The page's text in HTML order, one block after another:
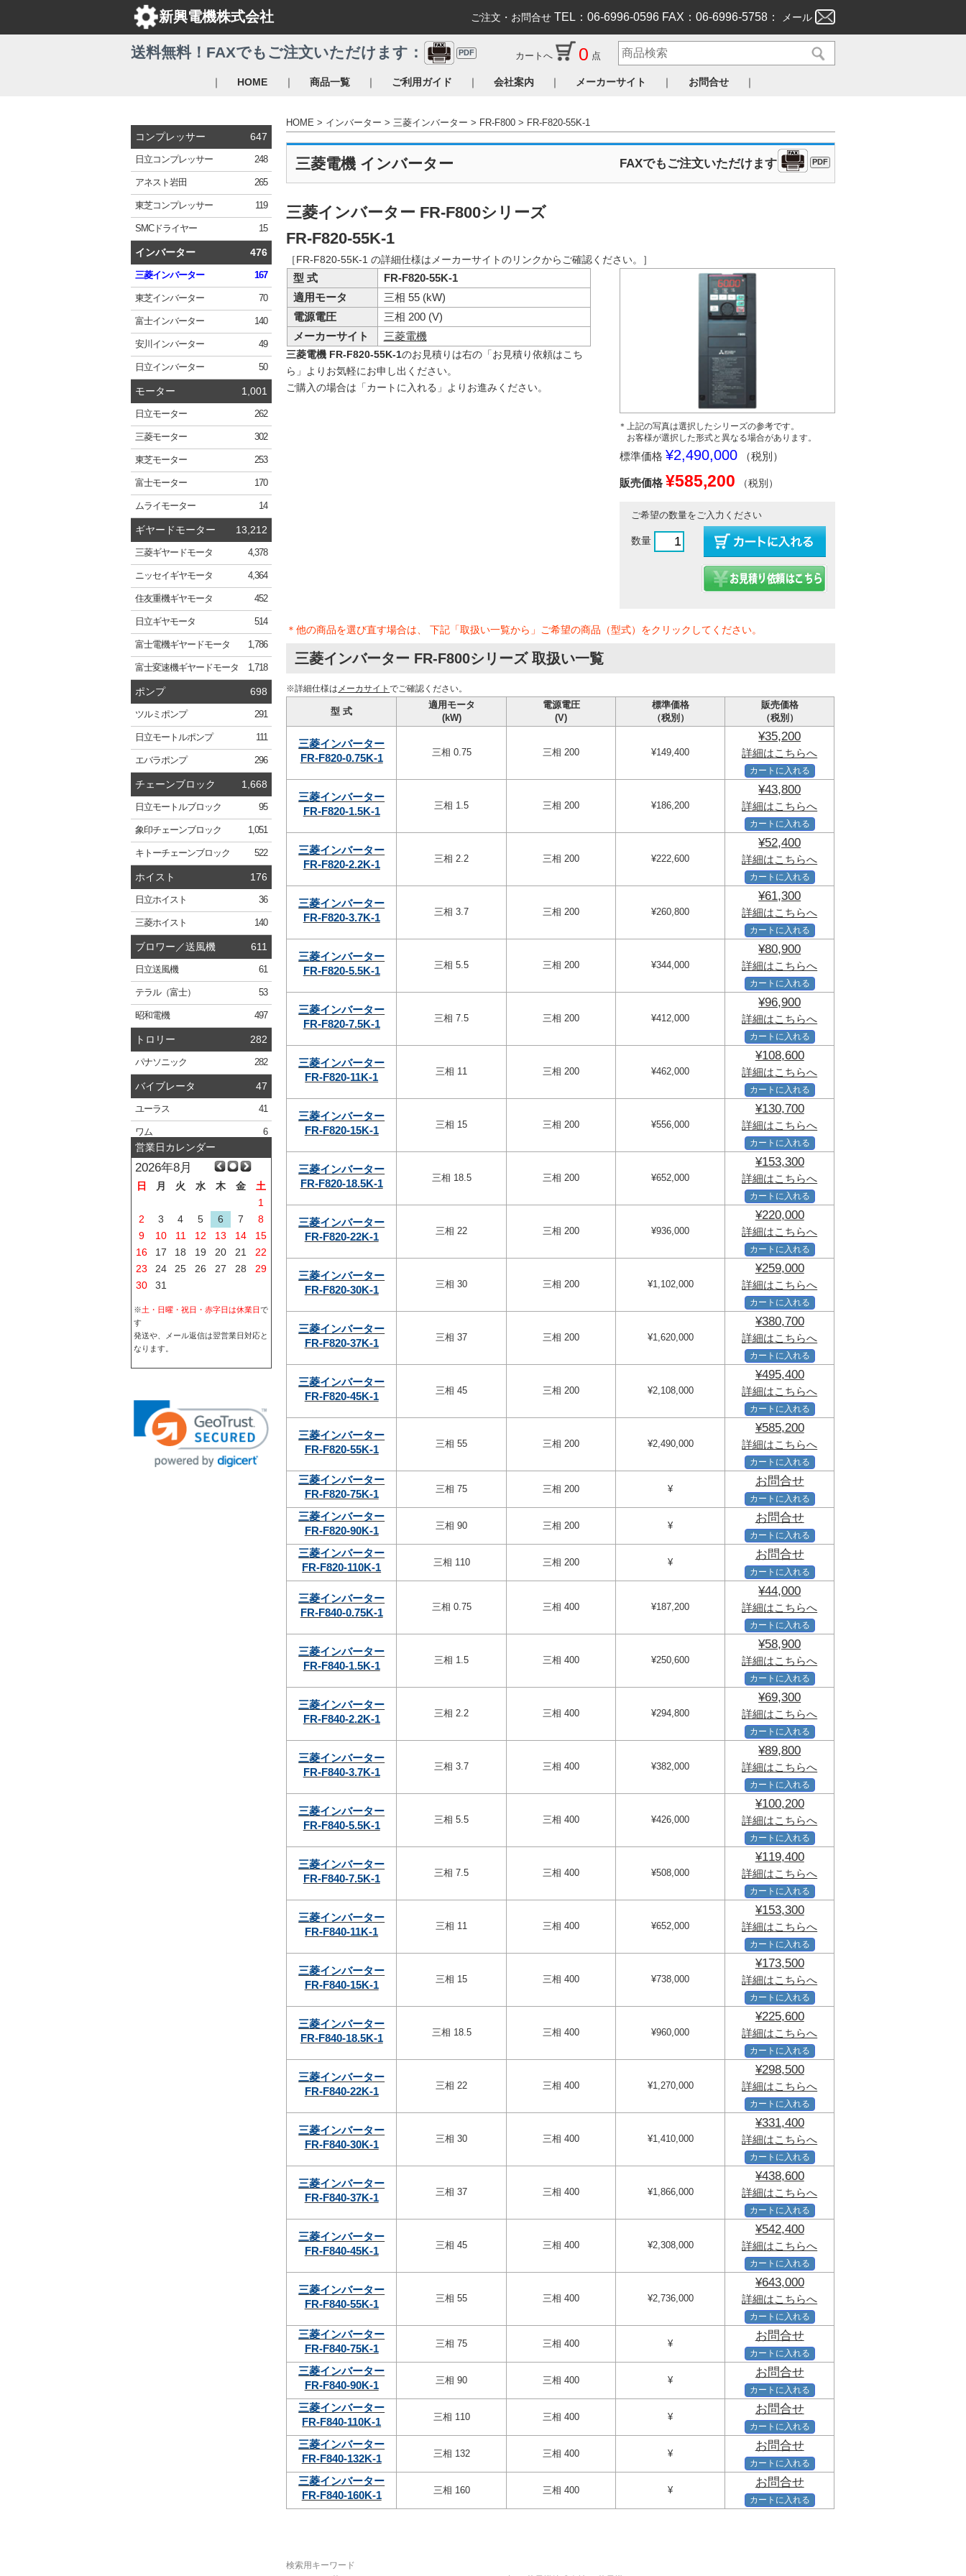
新興電機株式会社 ご注文・お問合せ TEL：06-6996-0596 FAX：06-6996-5758： メール
｜ HOME ｜ 商品一覧 ｜ ご利用ガイド ｜ 会社案内 ｜ メーカーサイト ｜ お問合せ ｜
コンプレッサー 647
日立コンプレッサー 248
アネスト岩田 265
東芝コンプレッサー 119
SMCドライヤー 15
インバーター 476
三菱インバーター 167
東芝インバーター 70
富士インバーター 140
安川 インバーター 49
日立インバーター 50
モーター 1,001
日立モーター 262
三菱モーター 302
東芝モーター 253
富士モーター 170
ムライモーター 14
ギヤードモーター 13,212
三菱ギヤードモータ 4,378
ニッセイギヤモータ 4,364
住友重機ギヤモータ 452
日立ギヤモータ 514
富士電機ギヤードモータ 1,786
富士変速機ギヤードモータ 1,718
ポンプ 698
ツルミ ポンプ 291
日立モートルポンプ 111
エバラポンプ 296
チェーンブロック 1,668
日立モートルブロック 95
象印チェーンブロック 1,051
キトーチェーンブロック 522
ホイスト 176
日立ホイスト 36
三菱ホイスト 140
ブロワー／送風機 611
日立送風機 61
テラル（富士） 53
昭和電機 497
トロリー 282
パナソニック 282
バイブレータ 47
ユーラス 41
ワム 6
営業日カレンダー
2026年8月
日 月 火 水 木 金
土
1
2
3 4 5 6 7
8
9
10 11 12 13 14
15
16
17 18 19 20 21
22
23
24 25 26 27 28
29
30
31
※土・日曜・祝日・赤字日は休業日で
す
発送や、メール返信は翌営業日対応と
なります。
送料無料！FAXでもご注文いただけます： PDF カートへ 0 点
HOME インバーター 三菱インバーター FR-F800 FR-F820-55K-1
三菱電機 インバーター FAXでもご注文いただけます PDF
三菱インバーター FR-F800シリーズ
FR-F820-55K-1
［FR-F820-55K-1 の詳細仕様はメーカーサイトのリンクからご確認ください。］
＊上記の写真は選択したシリーズの参考です。
お客様が選択した形式と異なる場合があります。
標準価格 ¥2,490,000 （税別）
販売価格 ¥585,200 （税別）
ご希望の数量をご入力ください
数量
型 式
FR-F820-55K-1
適用モータ
三相 55 (kW)
電源電圧
三相 200 (V)
メーカーサイト
三菱電機
三菱電機 FR-F820-55K-1のお見積りは右の「お見積り依頼はこち
ら」よりお気軽にお申し出ください。
ご購入の場合は「カートに入れる」よりお進みください。
＊他の商品を選び直す場合は、 下記「取扱い一覧から」ご希望の商品（型式）をクリックしてください。
三菱インバーター FR-F800シリーズ 取扱い一覧
※詳細仕様は メーカサイトでご確認ください。
型 式
適用モータ
(kW)
電源電圧
(V)
標準価格
（税別）
販売価格
（税別）
三菱インバーター
FR-F820-0.75K-1
三相 0.75 三相 200 ¥149,400
¥35,200
詳細はこちらへ
カートに入れる
三菱インバーター
FR-F820-1.5K-1
三相 1.5 三相 200 ¥186,200
¥43,800
詳細はこちらへ
カートに入れる
三菱インバーター
FR-F820-2.2K-1
三相 2.2 三相 200 ¥222,600
¥52,400
詳細はこちらへ
カートに入れる
三菱インバーター
FR-F820-3.7K-1
三相 3.7 三相 200 ¥260,800
¥61,300
詳細はこちらへ
カートに入れる
三菱インバーター
FR-F820-5.5K-1
三相 5.5 三相 200 ¥344,000
¥80,900
詳細はこちらへ
カートに入れる
三菱インバーター
FR-F820-7.5K-1
三相 7.5 三相 200 ¥412,000
¥96,900
詳細はこちらへ
カートに入れる
三菱インバーター
FR-F820-11K-1
三相 11 三相 200 ¥462,000
¥108,600
詳細はこちらへ
カートに入れる
三菱インバーター
FR-F820-15K-1
三相 15 三相 200 ¥556,000
¥130,700
詳細はこちらへ
カートに入れる
三菱インバーター
FR-F820-18.5K-1
三相 18.5 三相 200 ¥652,000
¥153,300
詳細はこちらへ
カートに入れる
三菱インバーター
FR-F820-22K-1
三相 22 三相 200 ¥936,000
¥220,000
詳細はこちらへ
カートに入れる
三菱インバーター
FR-F820-30K-1
三相 30 三相 200 ¥1,102,000
¥259,000
詳細はこちらへ
カートに入れる
三菱インバーター
FR-F820-37K-1
三相 37 三相 200 ¥1,620,000
¥380,700
詳細はこちらへ
カートに入れる
三菱インバーター
FR-F820-45K-1
三相 45 三相 200 ¥2,108,000
¥495,400
詳細はこちらへ
カートに入れる
三菱インバーター
FR-F820-55K-1
三相 55 三相 200 ¥2,490,000
¥585,200
詳細はこちらへ
カートに入れる
三菱インバーター
FR-F820-75K-1
三相 75 三相 200 ¥
お問合せ
カートに入れる
三菱インバーター
FR-F820-90K-1
三相 90 三相 200 ¥
お問合せ
カートに入れる
三菱インバーター
FR-F820-110K-1
三相 110 三相 200 ¥
お問合せ
カートに入れる
三菱インバーター
FR-F840-0.75K-1
三相 0.75 三相 400 ¥187,200
¥44,000
詳細はこちらへ
カートに入れる
三菱インバーター
FR-F840-1.5K-1
三相 1.5 三相 400 ¥250,600
¥58,900
詳細はこちらへ
カートに入れる
三菱インバーター
FR-F840-2.2K-1
三相 2.2 三相 400 ¥294,800
¥69,300
詳細はこちらへ
カートに入れる
三菱インバーター
FR-F840-3.7K-1
三相 3.7 三相 400 ¥382,000
¥89,800
詳細はこちらへ
カートに入れる
三菱インバーター
FR-F840-5.5K-1
三相 5.5 三相 400 ¥426,000
¥100,200
詳細はこちらへ
カートに入れる
三菱インバーター
FR-F840-7.5K-1
三相 7.5 三相 400 ¥508,000
¥119,400
詳細はこちらへ
カートに入れる
三菱インバーター
FR-F840-11K-1
三相 11 三相 400 ¥652,000
¥153,300
詳細はこちらへ
カートに入れる
三菱インバーター
FR-F840-15K-1
三相 15 三相 400 ¥738,000
¥173,500
詳細はこちらへ
カートに入れる
三菱インバーター
FR-F840-18.5K-1
三相 18.5 三相 400 ¥960,000
¥225,600
詳細はこちらへ
カートに入れる
三菱インバーター
FR-F840-22K-1
三相 22 三相 400 ¥1,270,000
¥298,500
詳細はこちらへ
カートに入れる
三菱インバーター
FR-F840-30K-1
三相 30 三相 400 ¥1,410,000
¥331,400
詳細はこちらへ
カートに入れる
三菱インバーター
FR-F840-37K-1
三相 37 三相 400 ¥1,866,000
¥438,600
詳細はこちらへ
カートに入れる
三菱インバーター
FR-F840-45K-1
三相 45 三相 400 ¥2,308,000
¥542,400
詳細はこちらへ
カートに入れる
三菱インバーター
FR-F840-55K-1
三相 55 三相 400 ¥2,736,000
¥643,000
詳細はこちらへ
カートに入れる
三菱インバーター
FR-F840-75K-1
三相 75 三相 400 ¥
お問合せ
カートに入れる
三菱インバーター
FR-F840-90K-1
三相 90 三相 400 ¥
お問合せ
カートに入れる
三菱インバーター
FR-F840-110K-1
三相 110 三相 400 ¥
お問合せ
カートに入れる
三菱インバーター
FR-F840-132K-1
三相 132 三相 400 ¥
お問合せ
カートに入れる
三菱インバーター
FR-F840-160K-1
三相 160 三相 400 ¥
お問合せ
カートに入れる
検索用キーワード